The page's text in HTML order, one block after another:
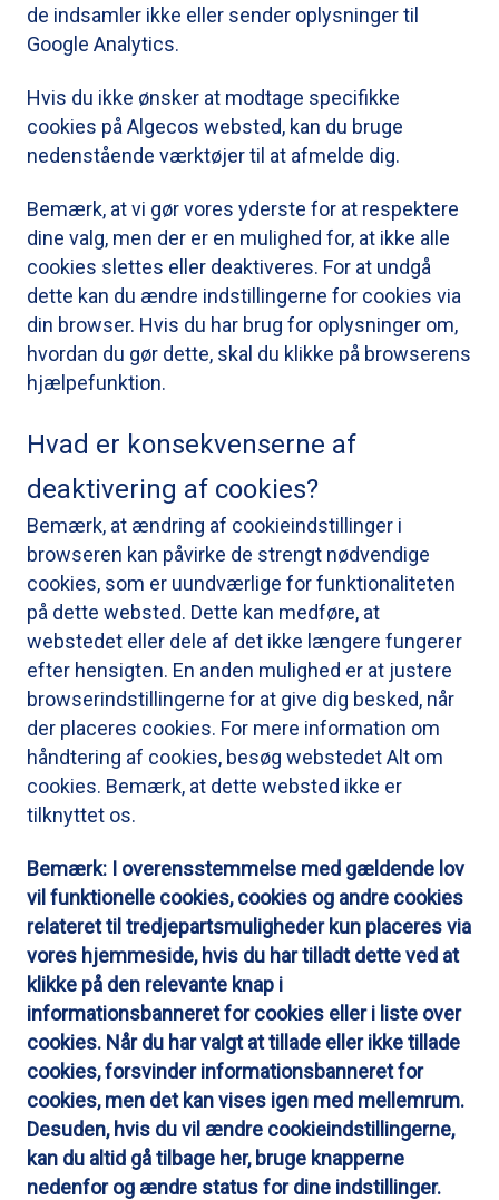
de indsamler ikke eller sender oplysninger til
Google Analytics.
Hvis du ikke ønsker at modtage specifikke
cookies på Algecos websted, kan du bruge
nedenstående værktøjer til at afmelde dig.
Bemærk, at vi gør vores yderste for at respektere
dine valg, men der er en mulighed for, at ikke alle
cookies slettes eller deaktiveres. For at undgå
dette kan du ændre indstillingerne for cookies via
din browser. Hvis du har brug for oplysninger om,
hvordan du gør dette, skal du klikke på browserens
hjælpefunktion.
Hvad er konsekvenserne af
deaktivering af cookies?
Bemærk, at ændring af cookieindstillinger i
browseren kan påvirke de strengt nødvendige
cookies, som er uundværlige for funktionaliteten
på dette websted. Dette kan medføre, at
webstedet eller dele af det ikke længere fungerer
efter hensigten. En anden mulighed er at justere
browserindstillingerne for at give dig besked, når
der placeres cookies. For mere information om
håndtering af cookies, besøg webstedet Alt om
cookies. Bemærk, at dette websted ikke er
tilknyttet os.
Bemærk: I overensstemmelse med gældende lov
vil funktionelle cookies, cookies og andre cookies
relateret til tredjepartsmuligheder kun placeres via
vores hjemmeside, hvis du har tilladt dette ved at
klikke på den relevante knap i
informationsbanneret for cookies eller i liste over
cookies. Når du har valgt at tillade eller ikke tillade
cookies, forsvinder informationsbanneret for
cookies, men det kan vises igen med mellemrum.
Desuden, hvis du vil ændre cookieindstillingerne,
kan du altid gå tilbage her, bruge knapperne
nedenfor og ændre status for dine indstillinger.